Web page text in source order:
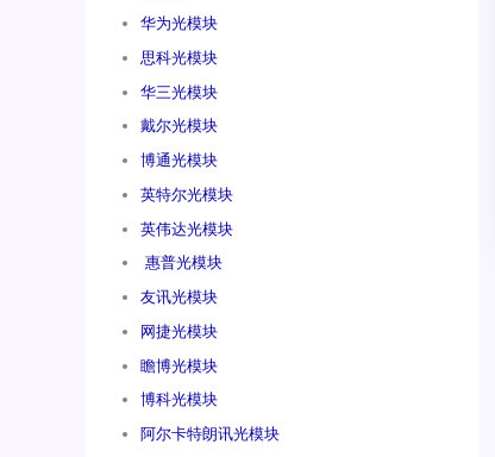
华为光模块
思科光模块
华三光模块
戴尔光模块
博通光模块
英特尔光模块
英伟达光模块
惠普光模块
友讯光模块
网捷光模块
瞻博光模块
博科光模块
阿尔卡特朗讯光模块